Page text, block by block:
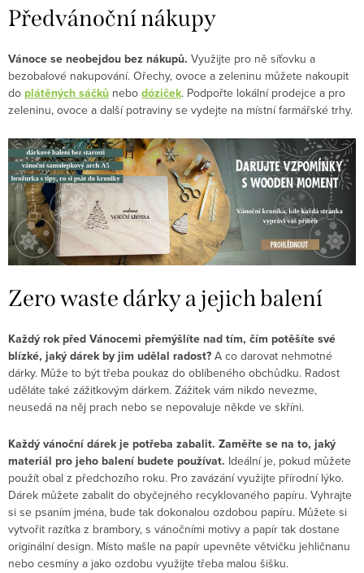
Předvánoční nákupy
Vánoce se neobejdou bez nákupů. Využijte pro ně síťovku a
bezobalové nakupování. Ořechy, ovoce a zeleninu můžete nakoupit
do plátěných sáčků nebo dóziček. Podpořte lokální prodejce a pro
zeleninu, ovoce a další potraviny se vydejte na místní farmářské trhy.
Zero waste dárky a jejich balení
Každý rok před Vánocemi přemýšlíte nad tím, čím potěšíte své
blízké, jaký dárek by jim udělal radost? A co darovat nehmotné
dárky. Může to být třeba poukaz do oblíbeného obchůdku. Radost
uděláte také zážitkovým dárkem. Zážitek vám nikdo nevezme,
neusedá na něj prach nebo se nepovaluje někde ve skříni.
Každý vánoční dárek je potřeba zabalit. Zaměřte se na to, jaký
materiál pro jeho balení budete používat. Ideální je, pokud můžete
použít obal z předchozího roku. Pro zavázání využijte přírodní lýko.
Dárek můžete zabalit do obyčejného recyklovaného papíru. Vyhrajte
si se psaním jména, bude tak dokonalou ozdobou papíru. Můžete si
vytvořit razítka z brambory, s vánočními motivy a papír tak dostane
originální design. Místo mašle na papír upevněte větvičku jehličnanu
nebo cesmíny a jako ozdobu využijte třeba malou šišku.